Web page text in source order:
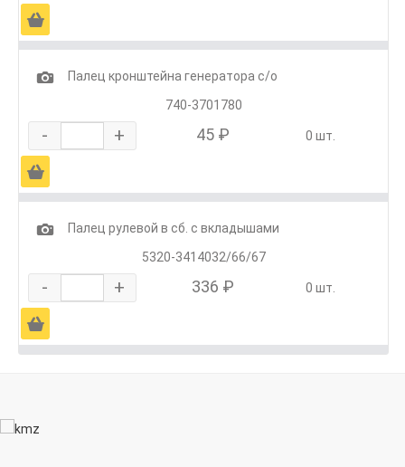
Ä
1
Палец кронштейна генератора с/о
740-3701780
- + 45 ₽ 0 шт.
Ä
1
Палец рулевой в сб. с вкладышами
5320-3414032/66/67
- + 336 ₽ 0 шт.
Ä